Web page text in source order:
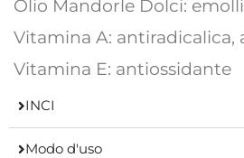
Olio Mandorle Dolci:
Vitamina A: antiradicalica,
Vitamina E: antiossidante
INCI
Modo d'uso